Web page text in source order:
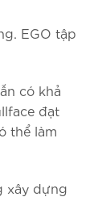
EGO tập
có khả
đạt
thể làm
xây dựng